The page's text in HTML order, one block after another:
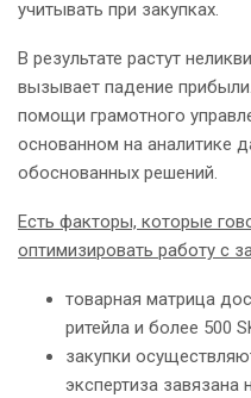
учитывать при закупках.
В результате растут
вызывает падение
помощи грамотного
основанном на аналитике
обоснованных решений.
Есть факторы, которые
оптимизировать работу с
товарная матрица
ритейла и более 500
закупки
экспертиза завязана